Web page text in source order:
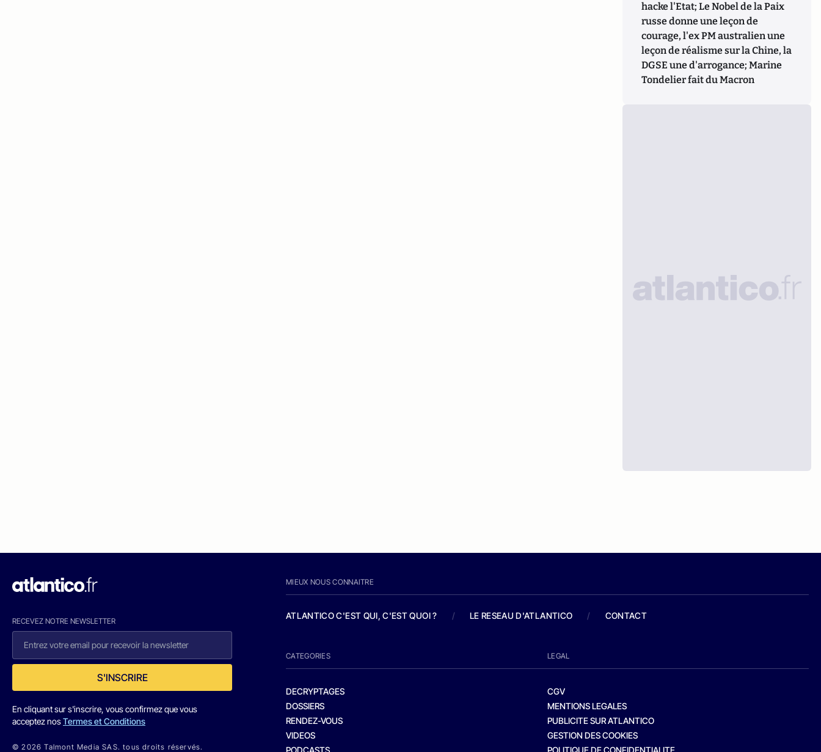
hacke l'Etat; Le Nobel de la Paix
russe donne une leçon de
courage, l'ex PM australien une
leçon de réalisme sur la Chine, la
DGSE une d'arrogance; Marine
Tondelier fait du Macron
RECEVEZ NOTRE NEWSLETTER
S'INSCRIRE
En cliquant sur s'inscrire, vous confirmez que vous
acceptez nosTermes et Conditions
© 2026 Talmont Media SAS. tous droits réservés.
MIEUX NOUS CONNAITRE
ATLANTICO C'EST QUI, C'EST QUOI ? / LE RESEAU D'ATLANTICO / CONTACT
CATEGORIES
DECRYPTAGES
DOSSIERS
RENDEZ-VOUS
VIDEOS
PODCASTS
LEGAL
CGV
MENTIONS LEGALES
PUBLICITE SUR ATLANTICO
GESTION DES COOKIES
POLITIQUE DE CONFIDENTIALITE